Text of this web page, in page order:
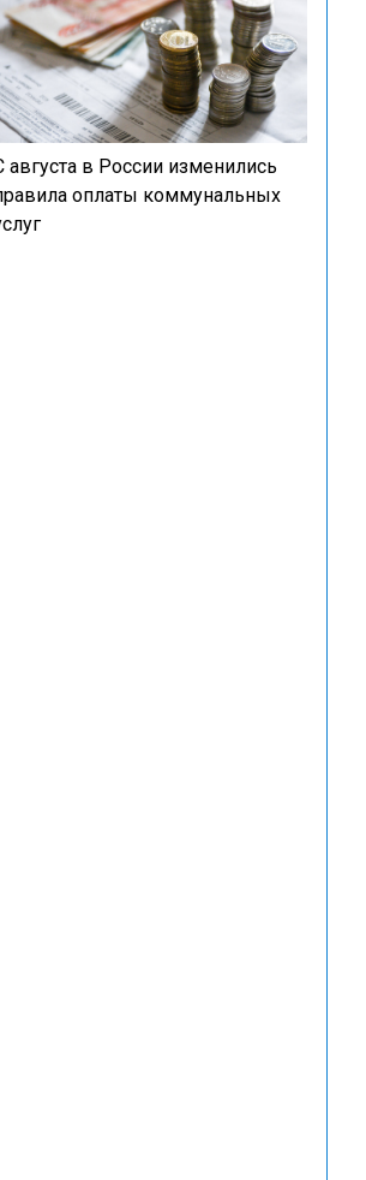
августа в России изменились
оплаты коммунальных